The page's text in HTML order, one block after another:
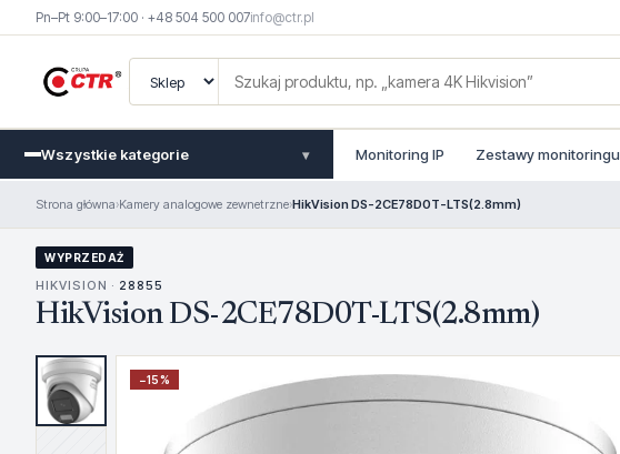
Pn–Pt 9:00–17:00 · +48 504 500 007info@ctr.pl
Wszystkie kategorie ▾ Monitoring IP Zestawy monitoringu
Strona główna›Kamery analogowe zewnetrzne›HikVision DS-2CE78D0T-LTS(2.8mm)
WYPRZEDAŻ
HIKVISION · 28855
HikVision DS-2CE78D0T-LTS(2.8mm)
−15%